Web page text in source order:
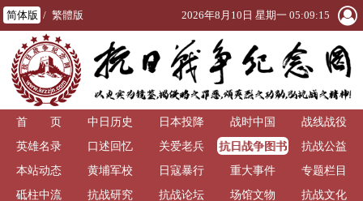
简体版 / 繁體版 2026年8月10日 星期一 05:09:15
首 页 中日历史 日本投降 战时中国
战线战役
英雄名录
口述回忆 关爱老兵
抗日战争图书
馆
抗战公益
本站动态
黄埔军校 日寇暴行 重大事件
专题栏目
砥柱中流
抗战研究 抗战论坛 场馆文物 抗战文化